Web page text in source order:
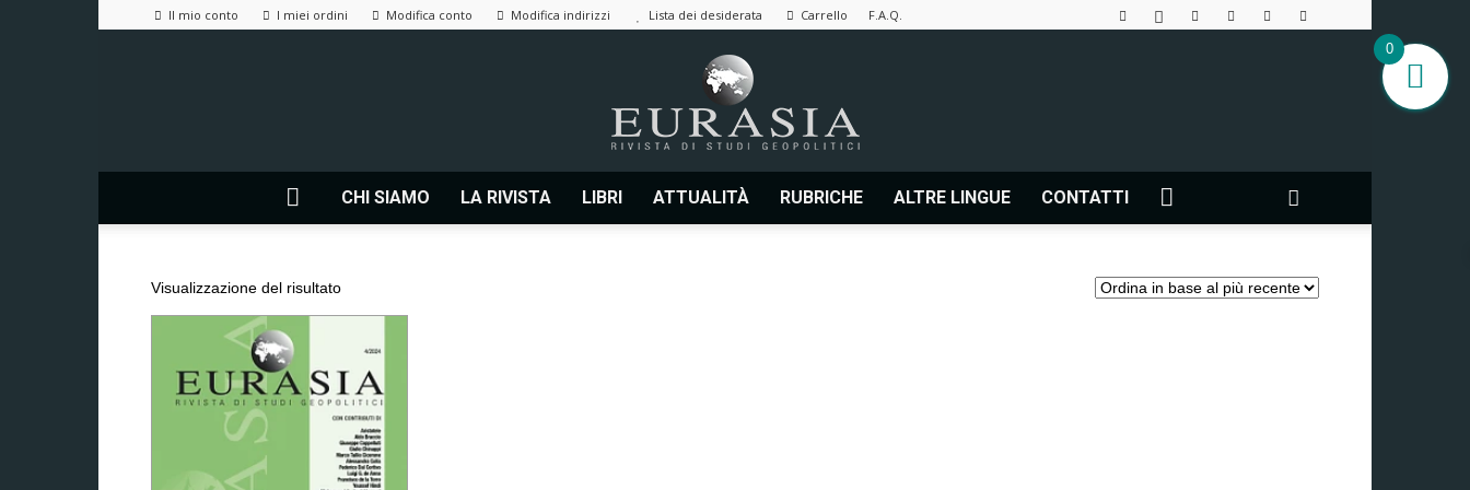
Il mio conto I miei ordini Modifica conto Modifica indirizzi Lista dei desiderata Carrello F.A.Q.
CHI SIAMO LA RIVISTA LIBRI ATTUALITÀ RUBRICHE ALTRE LINGUE CONTATTI
Visualizzazione del risultato
0